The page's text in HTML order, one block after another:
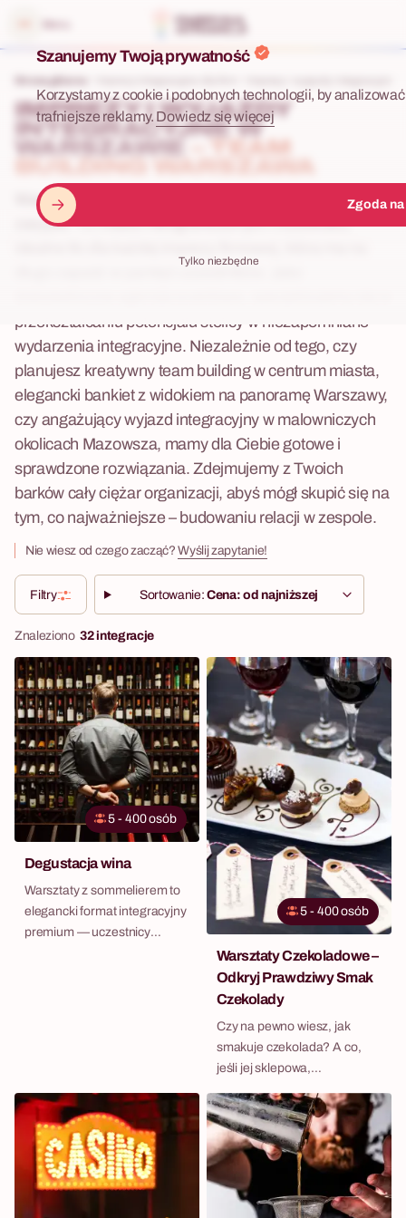
Szanujemy Twoją prywatność
Korzystamy z cookie i podobnych technologii, by
trafniejsze reklamy. Dowiedz się więcej
Tylko niezbędne
Zgoda
IMPREZY I WYJAZDY
INTEGRACYJNE W
WARSZAWIE
Warszawa – dynamiczne serce Polski, które nigdy nie
zasypia. To miasto nieograniczonych możliwości,
przekształcaniu potencjału stolicy w niezapomniane
wydarzenia integracyjne. Niezależnie od tego, czy
planujesz kreatywny team building w centrum miasta,
elegancki bankiet z widokiem na panoramę Warszawy,
czy angażujący wyjazd integracyjny w malowniczych
okolicach Mazowsza, mamy dla Ciebie gotowe i
sprawdzone rozwiązania. Zdejmujemy z Twoich
barków cały ciężar organizacji, abyś mógł skupić się na
tym, co najważniejsze – budowaniu relacji w zespole.
Nie wiesz od czego zacząć?Wyślij zapytanie!
Filtry Sortowanie:Cena: od najniższej
Znaleziono32 integracje
5 - 400 osób
Degustacja wina
Warsztaty z sommelierem to
elegancki format integracyjny
premium — uczestnicy
praktyczną wiedzę i naturalny
networking w prestiżowej
atmosferze. Format idealny
dla zespołów ceniących
kulturę, klientów premium,
partnerów biznesowych lub
5 - 400 osób
Warsztaty Czekoladowe –
Odkryj Prawdziwy Smak
Czekolady
Czy na pewno wiesz, jak
smakuje czekolada? A co,
jeśli jej sklepowa,
to tylko ułamek prawdziwego
bogactwa smaków, jakie kryje
w sobie ziarno kakaowca?
Zapraszamy na ekskluzywne
warsztaty, które zmienią
wszystko, co myślisz o